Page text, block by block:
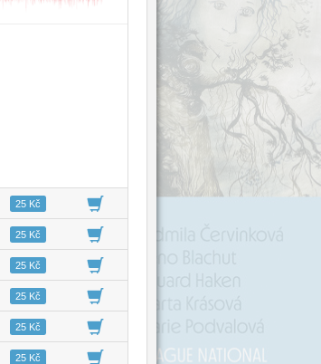
25 Kč
25 Kč
25 Kč
25 Kč
25 Kč
25 Kč